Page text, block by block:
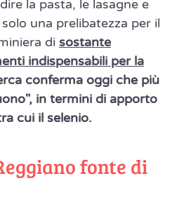
la pasta, le lasagne e
una prelibatezza per il
di sostante
indispensabili per la
conferma oggi che più
in termini di apporto
cui il selenio.
fonte di